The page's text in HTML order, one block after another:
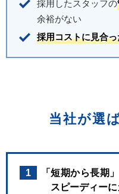
採用したスタッフの
余裕がない
採用コストに見合
当社が選
1
「短期から長期
スピーディー